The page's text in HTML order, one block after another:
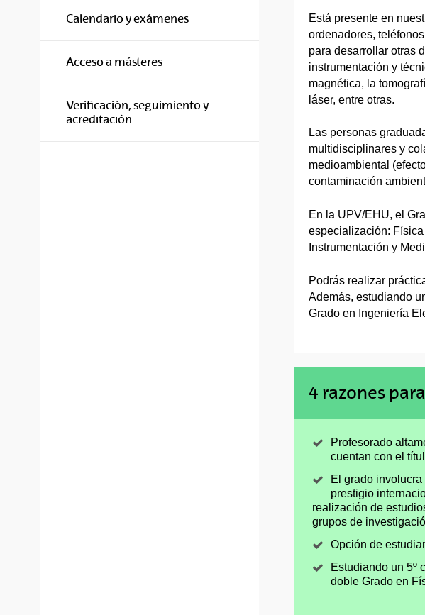
Calendario y exámenes
Acceso a másteres
Verificación, seguimiento y
acreditación
Está presente en
ordenadores,
para desarrollar otras
instrumentación y
magnética, la
láser, entre otras.
Las personas
multidisciplinares y
medioambiental
contaminación
En la UPV/EHU, el
especialización:
Instrumentación y
Podrás realizar
Además, estudiando
Grado en Ingeniería
4 razones
Profesorado
cuentan con el
El grado
prestigio
realización de
grupos de
Opción de
Estudiando un 5º
doble Grado en